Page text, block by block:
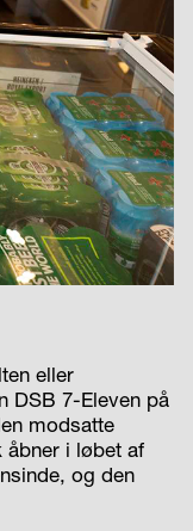
eller
DSB 7-Eleven på
modsatte
åbner i løbet af
og den